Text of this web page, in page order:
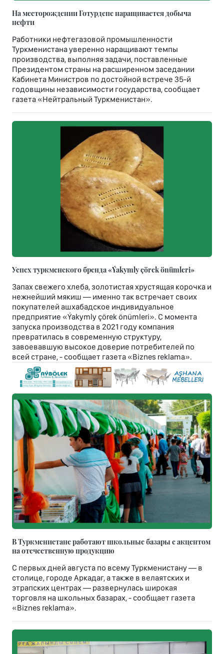
На месторождении Готурдепе наращивается добыча
нефти
Работники нефтегазовой промышленности
Туркменистана уверенно наращивают темпы
производства, выполняя задачи, поставленные
Президентом страны на расширенном заседании
Кабинета Министров по достойной встрече 35-й
годовщины независимости государства, сообщает
газета «Нейтральный Туркменистан».
Успех туркменского бренда «Ýakymly çörek önümleri»
Запах свежего хлеба, золотистая хрустящая корочка и
нежнейший мякиш — именно так встречает своих
покупателей ашхабадское индивидуальное
предприятие «Ýakymly çörek önümleri». С момента
запуска производства в 2021 году компания
превратилась в современную структуру,
завоевавшую высокое доверие потребителей по
всей стране, - сообщает газета «Biznes reklama».
В Туркменистане работают школьные базары с акцентом
на отечественную продукцию
С первых дней августа по всему Туркменистану — в
столице, городе Аркадаг, а также в велаятских и
этрапских центрах — развернулась широкая
торговля на школьных базарах, - сообщает газета
«Biznes reklama».